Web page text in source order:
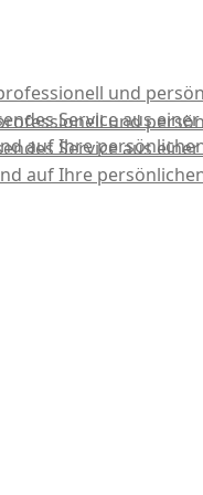
und
Service aus einer
auf Ihre
und
Service aus
auf Ihre